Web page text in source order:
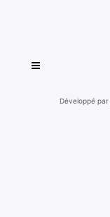
Développé par